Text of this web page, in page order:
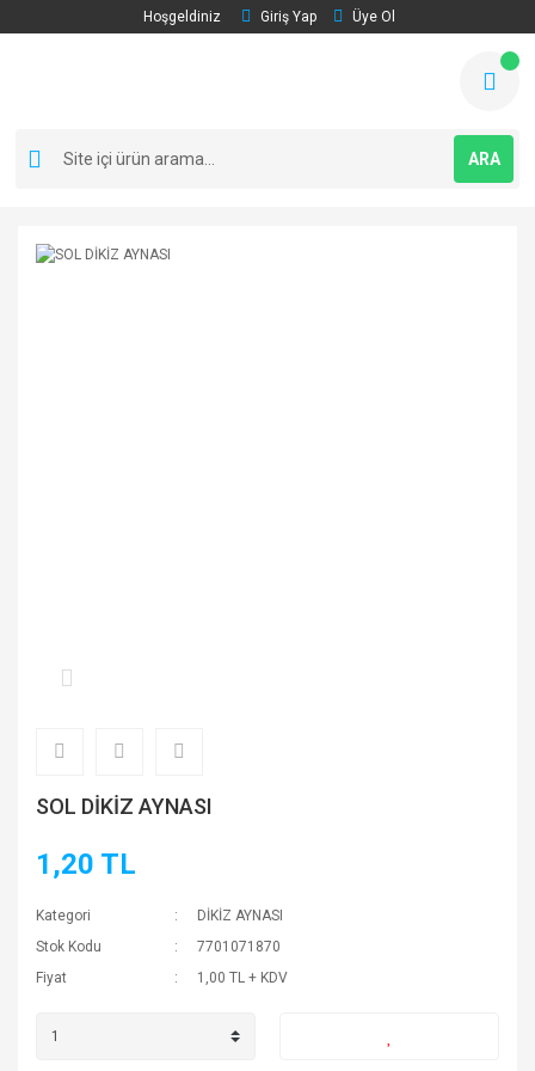
Hoşgeldiniz Giriş Yap Üye Ol
ARA
SOL DİKİZ AYNASI
1,20 TL
Kategori
DİKİZ AYNASI
Stok Kodu
7701071870
Fiyat
1,00 TL + KDV